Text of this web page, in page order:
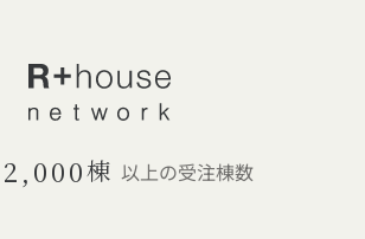
棟 以上の受注棟数